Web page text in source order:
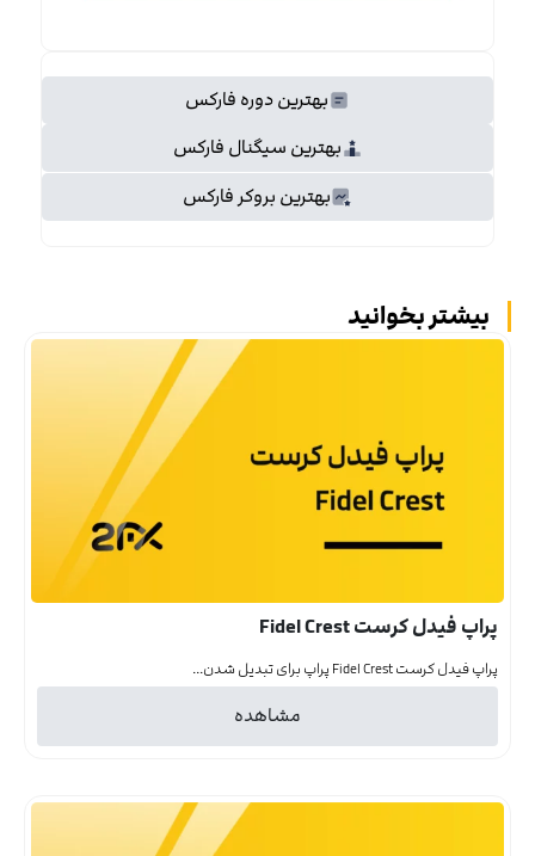
بهترین دوره فارکس
بهترین سیگنال فارکس
بهترین بروکر فارکس
بیشتر بخوانید
پراپ فیدل کرست Fidel Crest
پراپ فیدل کرست Fidel Crest پراپ برای تبدیل شدن...
مشاهده